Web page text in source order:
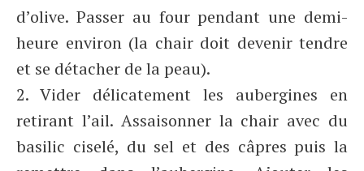
d’olive. Passer au four pendant une demi-
heure environ (la chair doit devenir tendre
et se détacher de la peau).
2. Vider délicatement les aubergines en
retirant l’ail. Assaisonner la chair avec du
basilic ciselé, du sel et des câpres puis la